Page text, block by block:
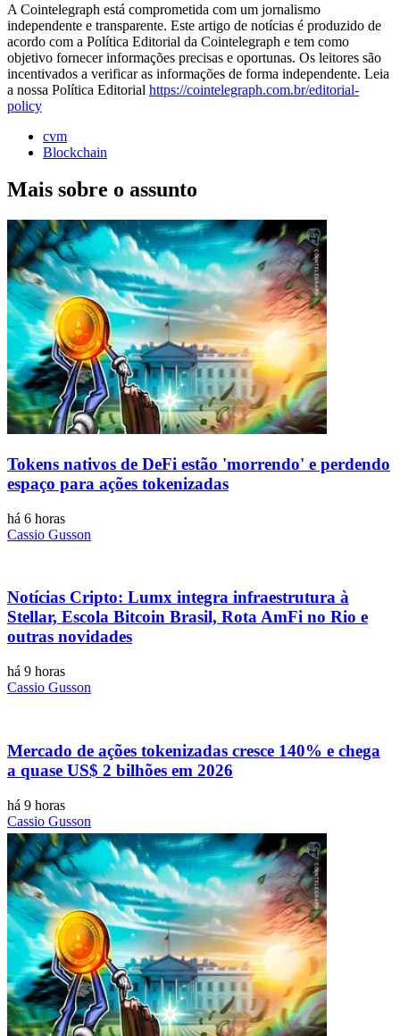
A Cointelegraph está comprometida com um jornalismo
independente e transparente. Este artigo de notícias é produzido de
acordo com a Política Editorial da Cointelegraph e tem como
objetivo fornecer informações precisas e oportunas. Os leitores são
incentivados a verificar as informações de forma independente. Leia
a nossa Política Editorial https://cointelegraph.com.br/editorial-
policy
cvm
Blockchain
Mais sobre o assunto
Tokens nativos de DeFi estão 'morrendo' e perdendo
espaço para ações tokenizadas
há 6 horas
Cassio Gusson
Notícias Cripto: Lumx integra infraestrutura à
Stellar, Escola Bitcoin Brasil, Rota AmFi no Rio e
outras novidades
há 9 horas
Cassio Gusson
Mercado de ações tokenizadas cresce 140% e chega
a quase US$ 2 bilhões em 2026
há 9 horas
Cassio Gusson